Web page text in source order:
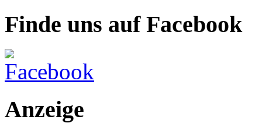
Finde uns auf Facebook
Anzeige